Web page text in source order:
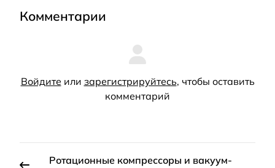
Комментарии
Войдите или зарегистрируйтесь, чтобы оставить
комментарий
Ротационные компрессоры и вакуум-